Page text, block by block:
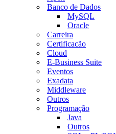
Banco de Dados
MySQL
Oracle
Carreira
Certificacão
Cloud
E-Business Suite
Eventos
Exadata
Middleware
Outros
Programação
Java
Outros